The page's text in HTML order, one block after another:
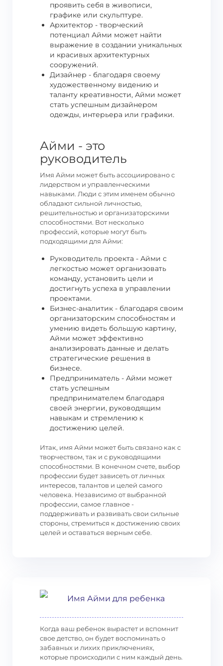
проявить себя в живописи,
графике или скульптуре.
Архитектор - творческий
потенциал Айми может найти
выражение в создании уникальных
и красивых архитектурных
сооружений.
Дизайнер - благодаря своему
художественному видению и
таланту креативности, Айми может
стать успешным дизайнером
одежды, интерьера или графики.
Айми - это
руководитель
Имя Айми может быть ассоциировано с
лидерством и управленческими
навыками. Люди с этим именем обычно
обладают сильной личностью,
решительностью и организаторскими
способностями. Вот несколько
профессий, которые могут быть
подходящими для Айми:
Руководитель проекта - Айми с
легкостью может организовать
команду, установить цели и
достигнуть успеха в управлении
проектами.
Бизнес-аналитик - благодаря своим
организаторским способностям и
умению видеть большую картину,
Айми может эффективно
анализировать данные и делать
стратегические решения в
бизнесе.
Предприниматель - Айми может
стать успешным
предпринимателем благодаря
своей энергии, руководящим
навыкам и стремлению к
достижению целей.
Итак, имя Айми может быть связано как с
творчеством, так и с руководящими
способностями. В конечном счете, выбор
профессии будет зависеть от личных
интересов, талантов и целей самого
человека. Независимо от выбранной
профессии, самое главное -
поддерживать и развивать свои сильные
стороны, стремиться к достижению своих
целей и оставаться верным себе.
Имя Айми для ребенка
Когда ваш ребенок вырастет и вспомнит
свое детство, он будет воспоминать о
забавных и лихих приключениях,
которые происходили с ним каждый день.